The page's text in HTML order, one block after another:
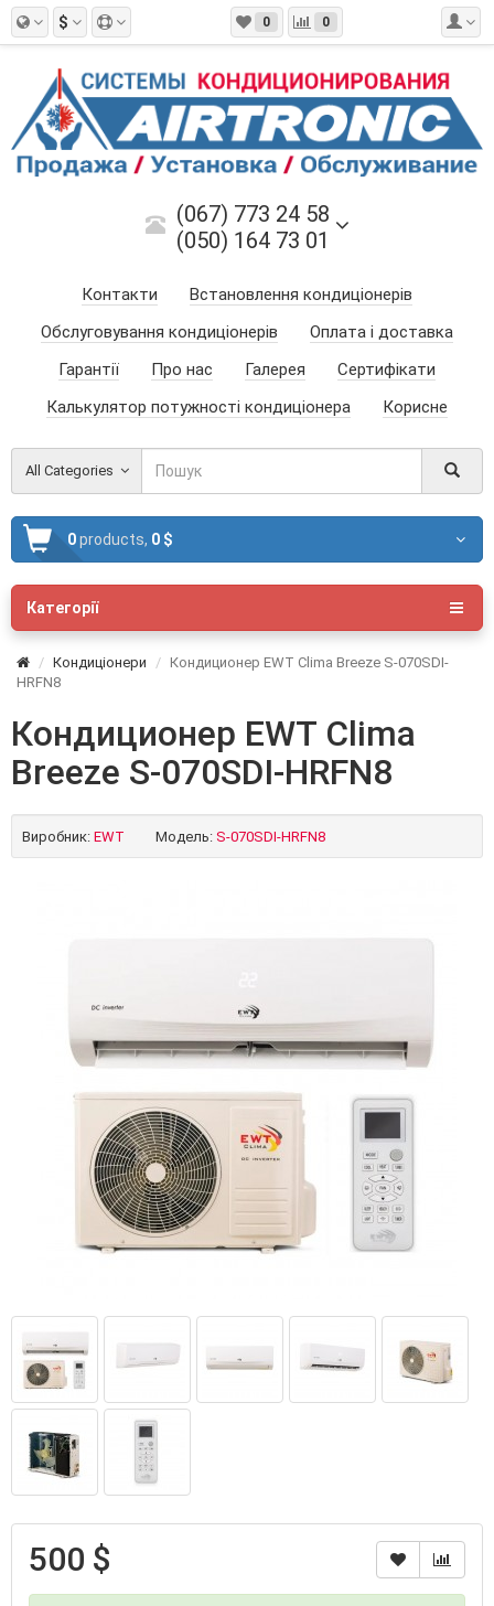
$ 0 0
(067) 773 24 58
(050) 164 73 01
Контакти
Встановлення кондиціонерів
Обслуговування кондиціонерів
Оплата і доставка
Гарантії
Про нас Галерея
Сертифікати
Калькулятор потужності кондиціонера
Корисне
All Categories
0products, 0 $
Категорії
Кондиціонери
Кондиционер EWT Clima Breeze S-070SDI-
HRFN8
Кондиционер EWT Clima
Breeze S-070SDI-HRFN8
Виробник: EWT Модель: S-070SDI-HRFN8
500 $